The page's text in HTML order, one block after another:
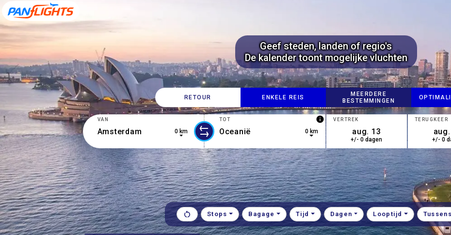
Geef steden, landen of regio's
De kalender toont mogelijke vluchten
RETOUR ENKELE REIS
MEERDERE
BESTEMMINGEN
0 results are available, use up and down arrow keys to navigate.
VAN
0 km
1 result is available, use up and down arrow keys to navigate.
TOT info
0 km
VERTREK
+/- 0 dagen
TERUGKEER
+/- 0
Stops Bagage Tijd Dagen Looptijd